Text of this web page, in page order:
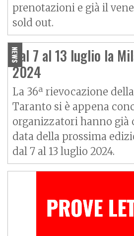
prenotazioni e già il
sold out.
NEWS
Dal 7 al 13 luglio la
2024
La 36ª rievocazione
Taranto si è appena
organizzatori hanno già
data della prossima
dal 7 al 13 luglio 2024.